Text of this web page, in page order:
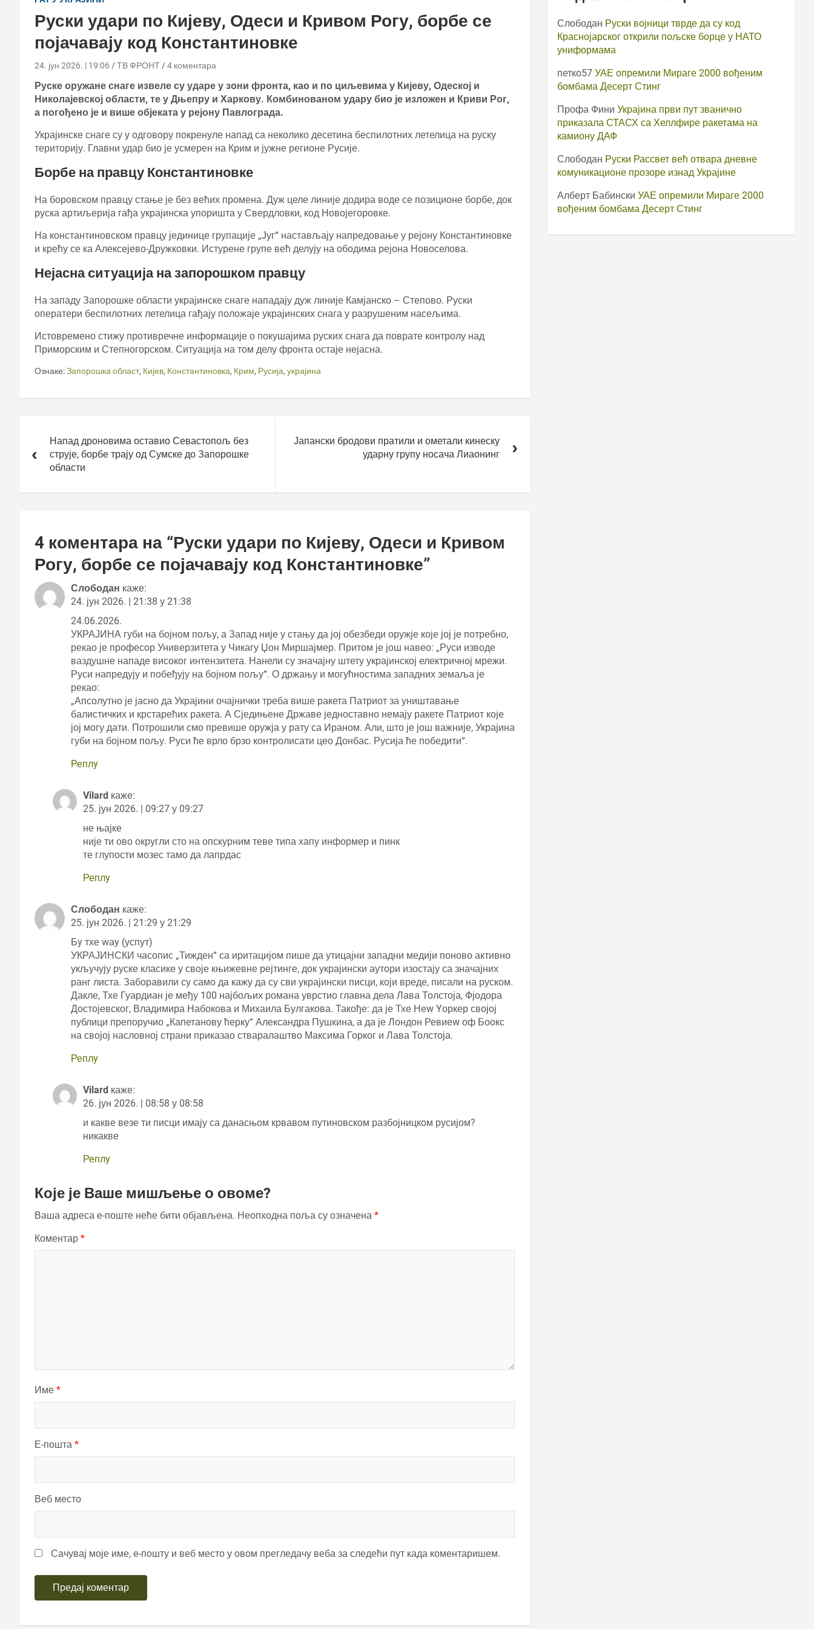
Руски удари по Кијеву, Одеси и Кривом Рогу, борбе се
појачавају код Константиновке
24. јун 2026. | 19:06 ТВ ФРОНТ 4 коментара
Руске оружане снаге извеле су ударе у зони фронта, као и по циљевима у Кијеву, Одеској и
Николајевској области, те у Дњепру и Харкову. Комбинованом удару био је изложен и Криви Рог,
а погођено је и више објеката у рејону Павлограда.
Украјинске снаге су у одговору покренуле напад са неколико десетина беспилотних летелица на руску
територију. Главни удар био је усмерен на Крим и јужне регионе Русије.
Борбе на правцу Константиновке
На боровском правцу стање је без већих промена. Дуж целе линије додира воде се позиционе борбе, док
руска артиљерија гађа украјинска упоришта у Свердловки, код Новојегоровке.
На константиновском правцу јединице групације „Југ“ настављају напредовање у рејону Константиновке
и крећу се ка Алексејево-Дружковки. Истурене групе већ делују на ободима рејона Новоселова.
Нејасна ситуација на запорошком правцу
На западу Запорошке области украјинске снаге нападају дуж линије Камјанско – Степово. Руски
оператери беспилотних летелица гађају положаје украјинских снага у разрушеним насељима.
Истовремено стижу противречне информације о покушајима руских снага да поврате контролу над
Приморским и Степногорском. Ситуација на том делу фронта остаје нејасна.
Ознаке:Запорошка област, Кијев, Константиновка, Крим, Русија, украјина
чланкаНапад дроновима оставио Севастопољ без
струје, борбе трају од Сумске до Запорошке
области
Јапански бродови пратили и ометали кинеску
ударну групу носача Лиаонинг
4 коментара на “Руски удари по Кијеву, Одеси и Кривом
Рогу, борбе се појачавају код Константиновке”
Слободан каже:
24. јун 2026. | 21:38 у 21:38
24.06.2026.
УКРАЈИНА губи на бојном пољу, а Запад није у стању да јој обезбеди оружје које јој је потребно,
рекао је професор Универзитета у Чикагу Џон Миршајмер. Притом је још навео: „Руси изводе
ваздушне нападе високог интензитета. Нанели су значајну штету украјинској електричној мрежи.
Руси напредују и побеђују на бојном пољу“. О држању и могућностима западних земаља је
рекао:
„Апсолутно је јасно да Украјини очајнички треба више ракета Патриот за уништавање
балистичких и крстарећих ракета. А Сједињене Државе једноставно немају ракете Патриот које
јој могу дати. Потрошили смо превише оружја у рату са Ираном. Али, што је још важније, Украјина
губи на бојном пољу. Руси ће врло брзо контролисати цео Донбас. Русија ће победити“.
Реплy
Vilard каже:
25. јун 2026. | 09:27 у 09:27
не њајке
није ти ово округли сто на опскурним теве типа хапу информер и пинк
те глупости мозес тамо да лапрдас
Реплy
Слободан каже:
25. јун 2026. | 21:29 у 21:29
Бy тхе wаy (успут)
УКРАЈИНСКИ часопис „Тижден“ са иритацијом пише да утицајни западни медији поново активно
укључују руске класике у своје књижевне рејтинге, док украјински аутори изостају са значајних
ранг листа. Заборавили су само да кажу да су сви украјински писци, који вреде, писали на руском.
Дакле, Тхе Гуардиан је међу 100 најбољих романа уврстио главна дела Лава Толстоја, Фјодора
Достојевског, Владимира Набокова и Михаила Булгакова. Такође: да је Тхе Неw Yоркер својој
публици препоручио „Капетанову ћерку“ Александра Пушкина, а да је Лондон Ревиеw оф Боокс
на својој насловној страни приказао стваралаштво Максима Горког и Лава Толстоја.
Реплy
Vilard каже:
26. јун 2026. | 08:58 у 08:58
и какве везе ти писци имају са данасњом крвавом путиновском разбојницком русијом?
никакве
Реплy
Које је Ваше мишљење о овоме?
Ваша адреса е-поште неће бити објављена. Неопходна поља су означена *
Коментар *
Име *
Е-пошта *
Веб место
Сачувај моје име, е-пошту и веб место у овом прегледачу веба за следећи пут када коментаришем.
Слободан Руски војници тврде да су код
Краснојарског открили пољске борце у НАТО
униформама
петко57 УАЕ опремили Мираге 2000 вођеним
бомбама Десерт Стинг
Профа Фини Украјина први пут званично
приказала СТАСХ са Хеллфире ракетама на
камиону ДАФ
Слободан Руски Рассвет већ отвара дневне
комуникационе прозоре изнад Украјине
Алберт Бабински УАЕ опремили Мираге 2000
вођеним бомбама Десерт Стинг